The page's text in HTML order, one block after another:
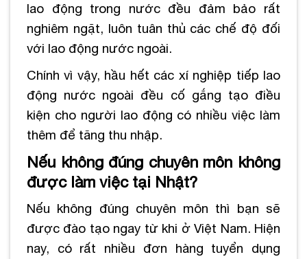
lao động trong nước đều đảm bảo rất
nghiêm ngặt, luôn tuân thủ các chế độ đối
với lao động nước ngoài.
Chính vì vậy, hầu hết các xí nghiệp tiếp lao
động nước ngoài đều cố gắng tạo điều
kiện cho người lao động có nhiều việc làm
thêm để tăng thu nhập.
Nếu không đúng chuyên môn không
được làm việc tại Nhật?
Nếu không đúng chuyên môn thì bạn sẽ
được đào tạo ngay từ khi ở Việt Nam. Hiện
nay, có rất nhiều đơn hàng tuyển dụng